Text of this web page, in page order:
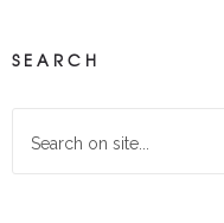
SEARCH